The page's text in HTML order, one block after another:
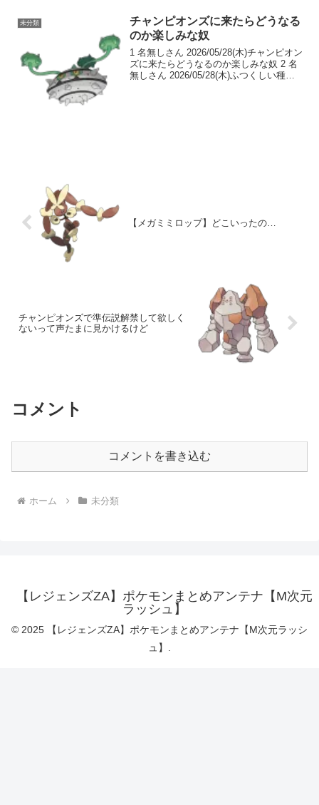
未分類
チャンピオンズに来たらどうなる
のか楽しみな奴
1 名無しさん 2026/05/28(木)チャンピオン
ズに来たらどうなるのか楽しみな奴 2 名
無しさん 2026/05/28(木)ふつくしい種族
【メガミミロップ】どこいったの…
チャンピオンズで準伝説解禁して欲しく
ないって声たまに見かけるけど
コメント
コメントを書き込む
ホーム 未分類
【レジェンズZA】ポケモンまとめアンテナ【M次元
ラッシュ】
© 2025 【レジェンズZA】ポケモンまとめアンテナ【M次元ラッシ
ュ】.